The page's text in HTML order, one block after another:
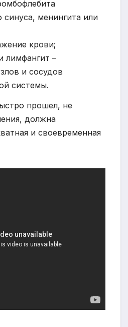
синуса, менингита или
крови;
лимфангит –
и сосудов
системы.
прошел, не
должна
и своевременная